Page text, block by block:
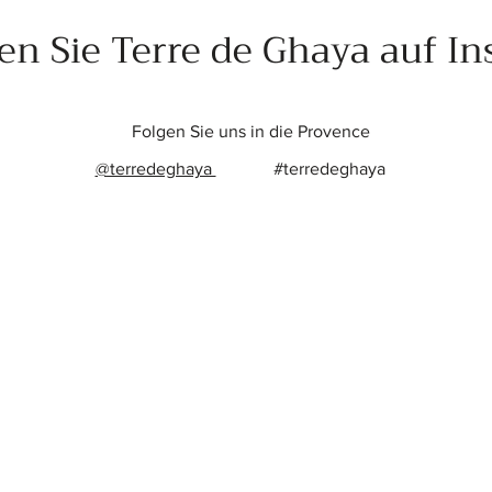
Sie Terre de Ghaya auf
Folgen Sie uns in die Provence
@terredeghaya
#terredeghaya